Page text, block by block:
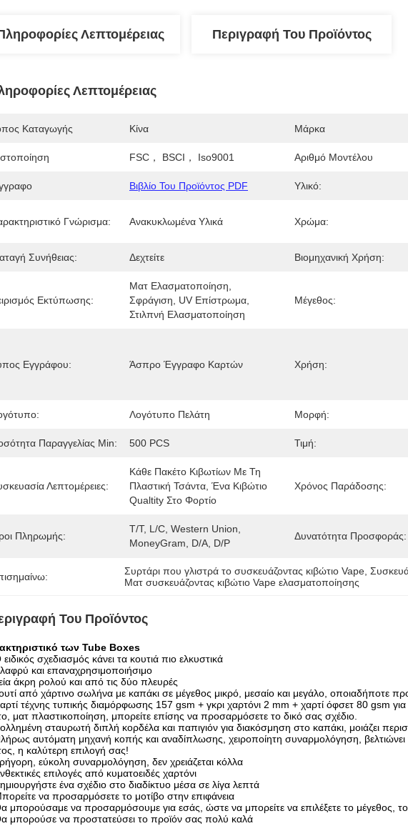
Λεπτομέρειας Περιγραφή Του Προϊόντος
Λεπτομέρειας
Καταγωγής Κίνα Μάρκα
FSC， BSCI， Iso9001 Αριθμό Μοντέλου
Βιβλίο Του Προϊόντος PDF Υλικό:
Γνώρισμα: Ανακυκλωμένα Υλικά Χρώμα:
Συνήθειας: Δεχτείτε Βιομηχανική Χρήση:
Εκτύπωσης:
Ματ Ελασματοποίηση,
Σφράγιση, UV Επίστρωμα,
Στιλπνή Ελασματοποίηση
Μέγεθος:
Εγγράφου: Άσπρο Έγγραφο Καρτών Χρήση:
Λογότυπο Πελάτη Μορφή:
Παραγγελίας Min: 500 PCS Τιμή:
Λεπτομέρειες:
Κάθε Πακέτο Κιβωτίων Με Τη
Πλαστική Τσάντα, Ένα Κιβώτιο
Qualtity Στο Φορτίο
Χρόνος Παράδοσης:
Πληρωμής:
T/T, L/C, Western Union,
MoneyGram, D/A, D/P
Δυνατότητα Προσφοράς:
Συρτάρι που γλιστρά το συσκευάζοντας κιβώτιο Vape ,
Ματ συσκευάζοντας κιβώτιο Vape ελασματοποίησης
Του Προϊόντος
των Tube Boxes
σχεδιασμός κάνει τα κουτιά πιο ελκυστικά
και επαναχρησιμοποιήσιμο
άκρη ρολού και από τις δύο πλευρές
από χάρτινο σωλήνα με καπάκι σε μέγεθος μικρό, μεσαίο και μεγάλο, οποιαδήποτε
τέχνης τυπικής διαμόρφωσης 157 gsm + γκρι χαρτόνι 2 mm + χαρτί όφσετ 80 gsm
ματ πλαστικοποίηση, μπορείτε επίσης να προσαρμόσετε το δικό σας σχέδιο.
σταυρωτή διπλή κορδέλα και παπιγιόν για διακόσμηση στο καπάκι, μοιάζει
αυτόματη μηχανή κοπής και αναδίπλωσης, χειροποίητη συναρμολόγηση, βελτιώνει
η καλύτερη επιλογή σας!
εύκολη συναρμολόγηση, δεν χρειάζεται κόλλα
επιλογές από κυματοειδές χαρτόνι
ένα σχέδιο στο διαδίκτυο μέσα σε λίγα λεπτά
να προσαρμόσετε το μοτίβο στην επιφάνεια
μπορούσαμε να προσαρμόσουμε για εσάς, ώστε να μπορείτε να επιλέξετε το μέγεθος,
μπορούσε να προστατεύσει το προϊόν σας πολύ καλά